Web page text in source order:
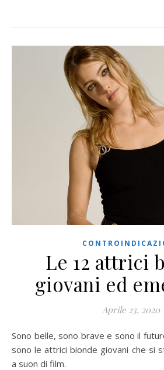
Le 12 attrici
giovani ed
Aprile 23, 2020
Sono belle, sono brave e sono il futuro del cinema. Ecco chi
sono le attrici bionde giovani che si
a suon di film.